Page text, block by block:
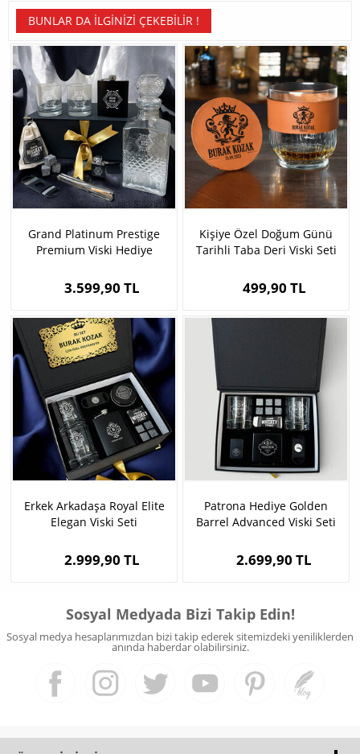
BUNLAR DA İLGINIZI ÇEKEBILIR !
Grand Platinum Prestige
Premium Viski Hediye
3.599,90 TL
Kişiye Özel Doğum Günü
Tarihli Taba Deri Viski Seti
499,90 TL
Erkek Arkadaşa Royal Elite
Elegan Viski Seti
2.999,90 TL
Patrona Hediye Golden
Barrel Advanced Viski Seti
2.699,90 TL
Sosyal Medyada Bizi Takip Edin!
Sosyal medya hesaplarımızdan bizi takip ederek sitemizdeki yeniliklerden
anında haberdar olabilirsiniz.